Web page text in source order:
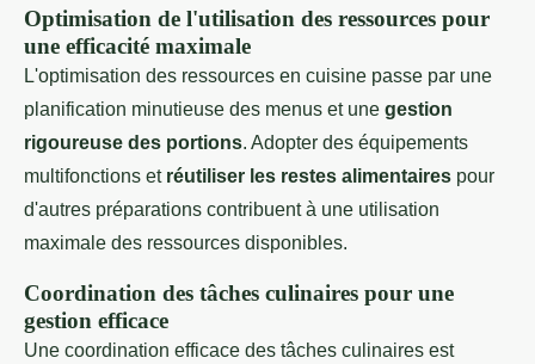
Optimisation de l'utilisation des ressources pour
une efficacité maximale
L'optimisation des ressources en cuisine passe par une
planification minutieuse des menus et une gestion
rigoureuse des portions. Adopter des équipements
multifonctions et réutiliser les restes alimentaires pour
d'autres préparations contribuent à une utilisation
maximale des ressources disponibles.
Coordination des tâches culinaires pour une
gestion efficace
Une coordination efficace des tâches culinaires est